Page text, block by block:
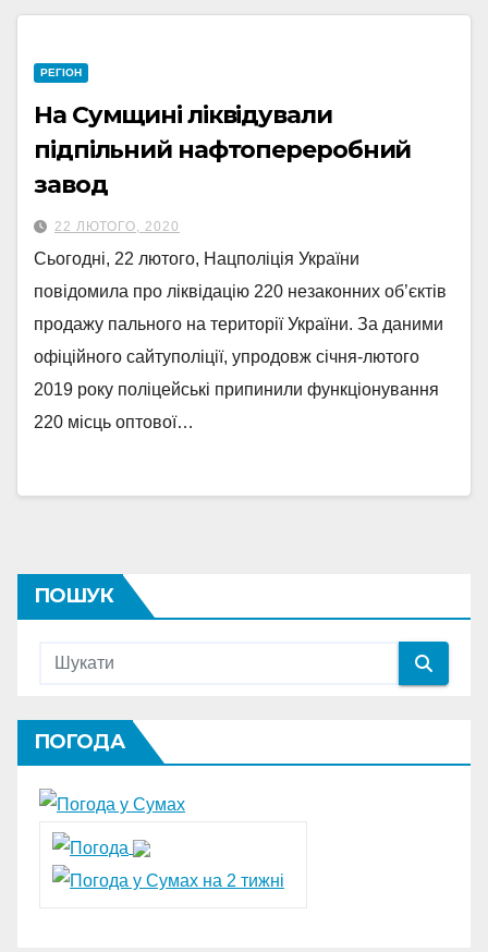
РЕГІОН
На Сумщині ліквідували
підпільний нафтопереробний
завод
22 ЛЮТОГО, 2020
Сьогодні, 22 лютого, Нацполіція України
повідомила про ліквідацію 220 незаконних об’єктів
продажу пального на території України. За даними
офіційного сайтуполіції, упродовж січня-лютого
2019 року поліцейські припинили функціонування
220 місць оптової…
ПОШУК
ПОГОДА